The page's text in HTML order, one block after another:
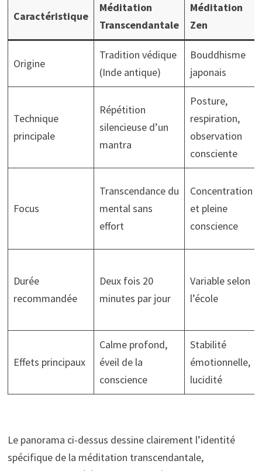
Caractéristique
Méditation
Transcendantale
Méditation
Zen
Origine
Tradition védique
(Inde antique)
Bouddhisme
japonais
Technique
principale
Répétition
silencieuse d’un
mantra
Posture,
respiration,
observation
consciente
Focus
Transcendance du
mental sans
effort
Concentration
et pleine
conscience
Durée
recommandée
Deux fois 20
minutes par jour
Variable selon
l’école
Effets principaux
Calme profond,
éveil de la
conscience
Stabilité
émotionnelle,
lucidité
Le panorama ci-dessus dessine clairement l’identité
spécifique de la méditation transcendantale,